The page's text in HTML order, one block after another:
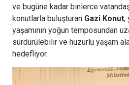
ve bugüne kadar binlerce
konutlarla buluşturan Gazi Konut,
yaşamının yoğun temposundan
sürdürülebilir ve huzurlu yaşam
hedefliyor.